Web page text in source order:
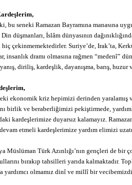
ki, bu seneki Ramazan Bayramına manasına
düşmanları, İslâm dünyasının
hiç çekinmemektedirler. Suriye’de, Irak’ta,
insanlık dramı olmasına rağmen “medenî”
diriliş, kardeşlik, dayanışma, barış, huzur
ekonomik kriz hepimizi derinden yaralamış
birlik ve beraberliğimizi pekiştirmede,
kardeşlerimize duyarsız kalamayız.
etmeli kardeşlerimize yardım elimizi
Müslüman Türk Azınlığı’nın gençleri de bir
bırakıp tahsilleri yarıda kalmaktadır.
yardımcı olmamız dinî ve millî bir